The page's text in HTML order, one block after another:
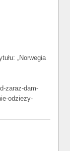
„Norwegia
zaraz-dam-
odziezy-